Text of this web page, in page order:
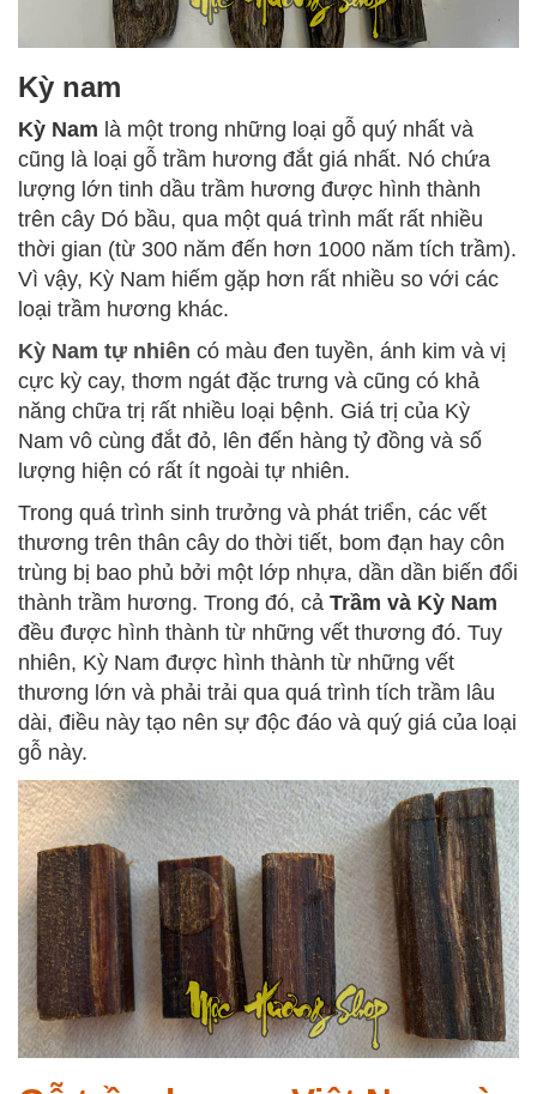
Kỳ nam
Kỳ Nam là một trong những loại gỗ quý nhất và
cũng là loại gỗ trầm hương đắt giá nhất. Nó chứa
lượng lớn tinh dầu trầm hương được hình thành
trên cây Dó bầu, qua một quá trình mất rất nhiều
thời gian (từ 300 năm đến hơn 1000 năm tích trầm).
Vì vậy, Kỳ Nam hiếm gặp hơn rất nhiều so với các
loại trầm hương khác.
Kỳ Nam tự nhiên có màu đen tuyền, ánh kim và vị
cực kỳ cay, thơm ngát đặc trưng và cũng có khả
năng chữa trị rất nhiều loại bệnh. Giá trị của Kỳ
Nam vô cùng đắt đỏ, lên đến hàng tỷ đồng và số
lượng hiện có rất ít ngoài tự nhiên.
Trong quá trình sinh trưởng và phát triển, các vết
thương trên thân cây do thời tiết, bom đạn hay côn
trùng bị bao phủ bởi một lớp nhựa, dần dần biến đổi
thành trầm hương. Trong đó, cả Trầm và Kỳ Nam
đều được hình thành từ những vết thương đó. Tuy
nhiên, Kỳ Nam được hình thành từ những vết
thương lớn và phải trải qua quá trình tích trầm lâu
dài, điều này tạo nên sự độc đáo và quý giá của loại
gỗ này.